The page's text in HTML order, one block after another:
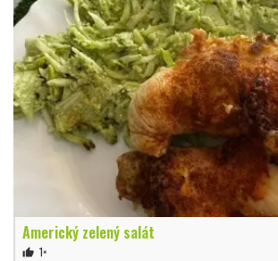
Americký zelený salát
thumb_up 1×